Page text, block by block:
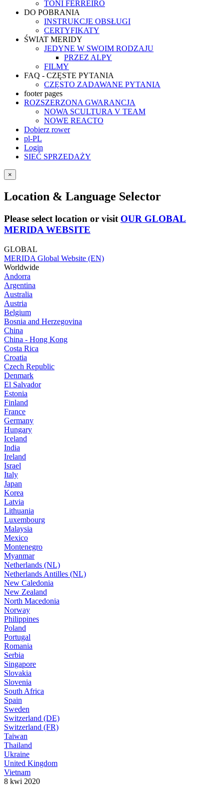
TONI FERREIRO
DO POBRANIA
INSTRUKCJE OBSŁUGI
CERTYFIKATY
ŚWIAT MERIDY
JEDYNE W SWOIM RODZAJU
PRZEZ ALPY
FILMY
FAQ - CZĘSTE PYTANIA
CZĘSTO ZADAWANE PYTANIA
footer pages
ROZSZERZONA GWARANCJA
NOWA SCULTURA V TEAM
NOWE REACTO
Dobierz rower
pl-PL
Login
SIEĆ SPRZEDAŻY
×
Location & Language Selector
Please select location or visit OUR GLOBAL
MERIDA WEBSITE
GLOBAL
MERIDA Global Website (EN)
Worldwide
Andorra
Argentina
Australia
Austria
Belgium
Bosnia and Herzegovina
China
China - Hong Kong
Costa Rica
Croatia
Czech Republic
Denmark
El Salvador
Estonia
Finland
France
Germany
Hungary
Iceland
India
Ireland
Israel
Italy
Japan
Korea
Latvia
Lithuania
Luxembourg
Malaysia
Mexico
Montenegro
Myanmar
Netherlands (NL)
Netherlands Antilles (NL)
New Caledonia
New Zealand
North Macedonia
Norway
Philippines
Poland
Portugal
Romania
Serbia
Singapore
Slovakia
Slovenia
South Africa
Spain
Sweden
Switzerland (DE)
Switzerland (FR)
Taiwan
Thailand
Ukraine
United Kingdom
Vietnam
8 kwi 2020